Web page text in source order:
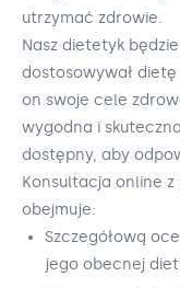
utrzymać zdrowie.
Nasz dietetyk
dostosowywał
on swoje cele
wygodna i
dostępny, aby
Konsultacja online z
obejmuje:
Szczegółową
jego obecnej